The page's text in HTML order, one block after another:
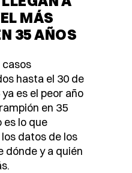
MÁS
35 AÑOS
casos
hasta el 30 de
es el peor año
en 35
es lo que
datos de los
dónde y a quién